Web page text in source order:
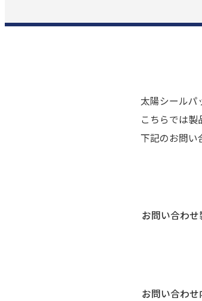
太陽シールパ
こちらでは製
下記のお問い
お問い合わせ
お問い合わせ